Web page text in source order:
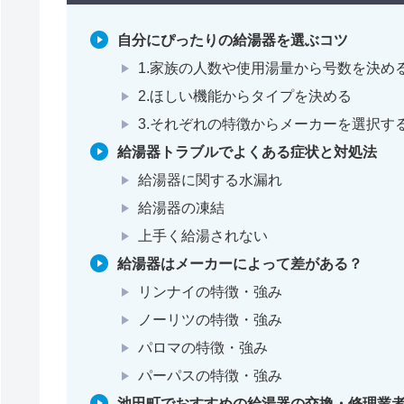
自分にぴったりの給湯器を選ぶコツ
1.家族の人数や使用湯量から号数を決め
2.ほしい機能からタイプを決める
3.それぞれの特徴からメーカーを選択す
給湯器トラブルでよくある症状と対処法
給湯器に関する水漏れ
給湯器の凍結
上手く給湯されない
給湯器はメーカーによって差がある？
リンナイの特徴・強み
ノーリツの特徴・強み
パロマの特徴・強み
パーパスの特徴・強み